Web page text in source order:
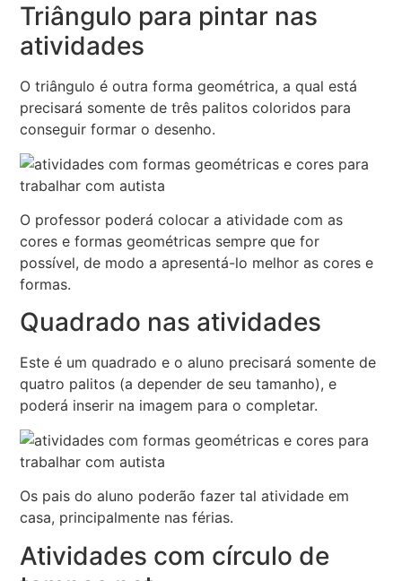
Triângulo para pintar nas
atividades
O triângulo é outra forma geométrica, a qual está
precisará somente de três palitos coloridos para
conseguir formar o desenho.
O professor poderá colocar a atividade com as
cores e formas geométricas sempre que for
possível, de modo a apresentá-lo melhor as cores e
formas.
Quadrado nas atividades
Este é um quadrado e o aluno precisará somente de
quatro palitos (a depender de seu tamanho), e
poderá inserir na imagem para o completar.
Os pais do aluno poderão fazer tal atividade em
casa, principalmente nas férias.
Atividades com círculo de